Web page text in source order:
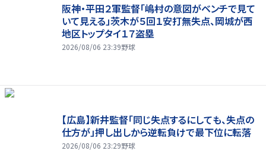
阪神・平田２軍監督「嶋村の意図がベンチで見て
いて見える」茨木が５回１安打無失点、岡城が西
地区トップタイ１７盗塁
2026/08/06 23:39野球
【広島】新井監督「同じ失点するにしても、失点の
仕方が」押し出しから逆転負けで最下位に転落
2026/08/06 23:29野球